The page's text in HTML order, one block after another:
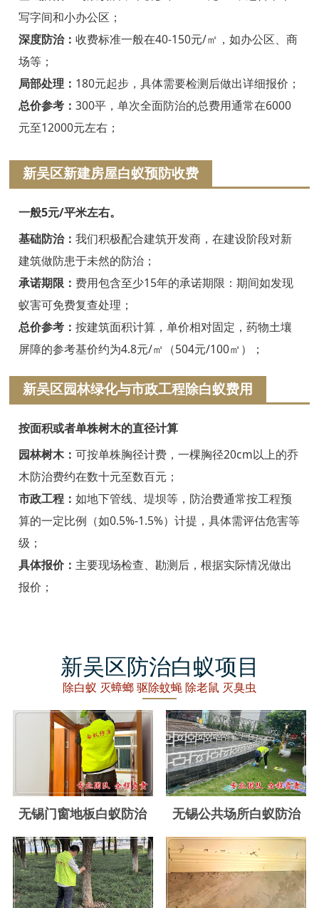
绍兴白蚁防治
诸暨白蚁防治
嵊州白蚁防治
新昌白蚁防治
金华白蚁防治
义乌白蚁防治
永康白蚁防治
武义白蚁防治
浦江白蚁防治
磐安白蚁防治
衢州白蚁防治
江山白蚁防治
常山白蚁防治
开化白蚁防治
龙游白蚁防治
舟山白蚁防治
岱山白蚁防治
龙泉白蚁防治
青田白蚁防治
缙云白蚁防治
遂昌白蚁防治
松阳白蚁防治
云和白蚁防治
庆元白蚁防治
景宁白蚁防治
写字间和小办公区；
深度防治： 收费标准一般在40-150元/㎡，如办公区、商
场等；
局部处理： 180元起步，具体需要检测后做出详细报价；
总价参考： 300平，单次全面防治的总费用通常在6000
元至12000元左右；
新吴区新建房屋白蚁预防收费
一般5元/平米左右。
基础防治： 我们积极配合建筑开发商，在建设阶段对新
建筑做防患于未然的防治；
承诺期限： 费用包含至少15年的承诺期限：期间如发现
蚁害可免费复查处理；
总价参考： 按建筑面积计算，单价相对固定，药物土壤
屏障的参考基价约为4.8元/㎡（504元/100㎡）；
新吴区园林绿化与市政工程除白蚁费用
按面积或者单株树木的直径计算
园林树木： 可按单株胸径计费，一棵胸径20cm以上的乔
木防治费约在数十元至数百元；
市政工程： 如地下管线、堤坝等，防治费通常按工程预
算的一定比例（如0.5%-1.5%）计提，具体需评估危害等
级；
具体报价： 主要现场检查、勘测后，根据实际情况做出
报价；
新吴区防治白蚁项目
除白蚁 灭蟑螂 驱除蚊蝇 除老鼠 灭臭虫
无锡门窗地板白蚁防治 无锡公共场所白蚁防治